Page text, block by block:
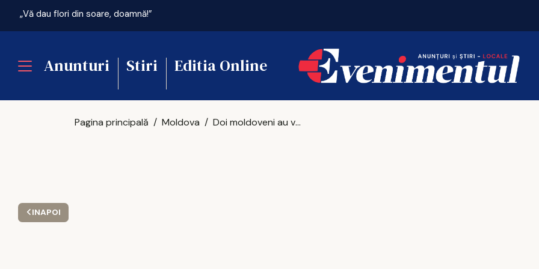
„Vă dau flori din soare, doamnă!”
Anunturi Stiri Editia Online
INAPOI
Pagina principală Moldova Doi moldoveni au vrut să treacă frontiera cu 506 litri de alcool ascunși într-un microbuz!